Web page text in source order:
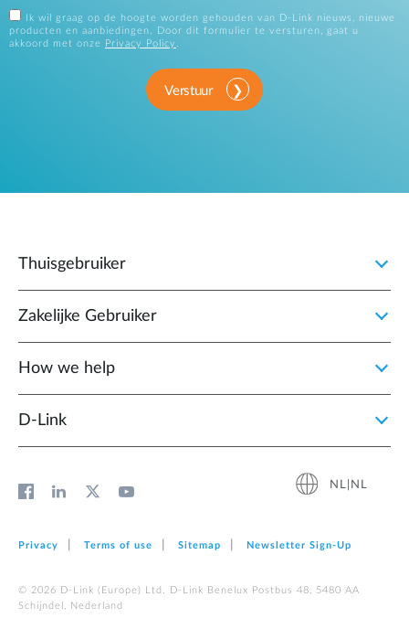
Ik wil graag op de hoogte worden gehouden van D-Link nieuws, nieuwe
producten en aanbiedingen. Door dit formulier te versturen, gaat u
akkoord met onze
Privacy Policy .
Verstuur
Thuisgebruiker
Zakelijke Gebruiker
How we help
D‑Link
NL|NL
Privacy Terms of use Sitemap Newsletter Sign‑Up
© 2026 D‑Link (Europe) Ltd. D-Link Benelux Postbus 48, 5480 AA
Schijndel, Nederland